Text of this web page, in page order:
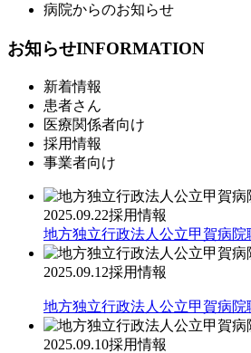
病院からのお知らせ
お知らせINFORMATION
新着情報
患者さん
医療関係者向け
採用情報
事業者向け
2025.09.22採用情報
地方独立行政法人公立甲賀病
2025.09.12採用情報
地方独立行政法人公立甲賀病
2025.09.10採用情報